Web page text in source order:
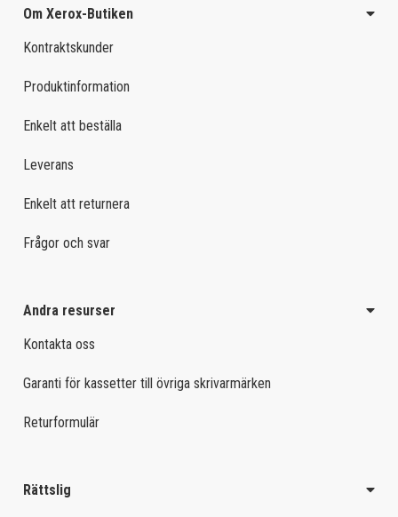
Om Xerox-Butiken
Kontraktskunder
Produktinformation
Enkelt att beställa
Leverans
Enkelt att returnera
Frågor och svar
Andra resurser
Kontakta oss
Garanti för kassetter till övriga skrivarmärken
Returformulär
Rättslig